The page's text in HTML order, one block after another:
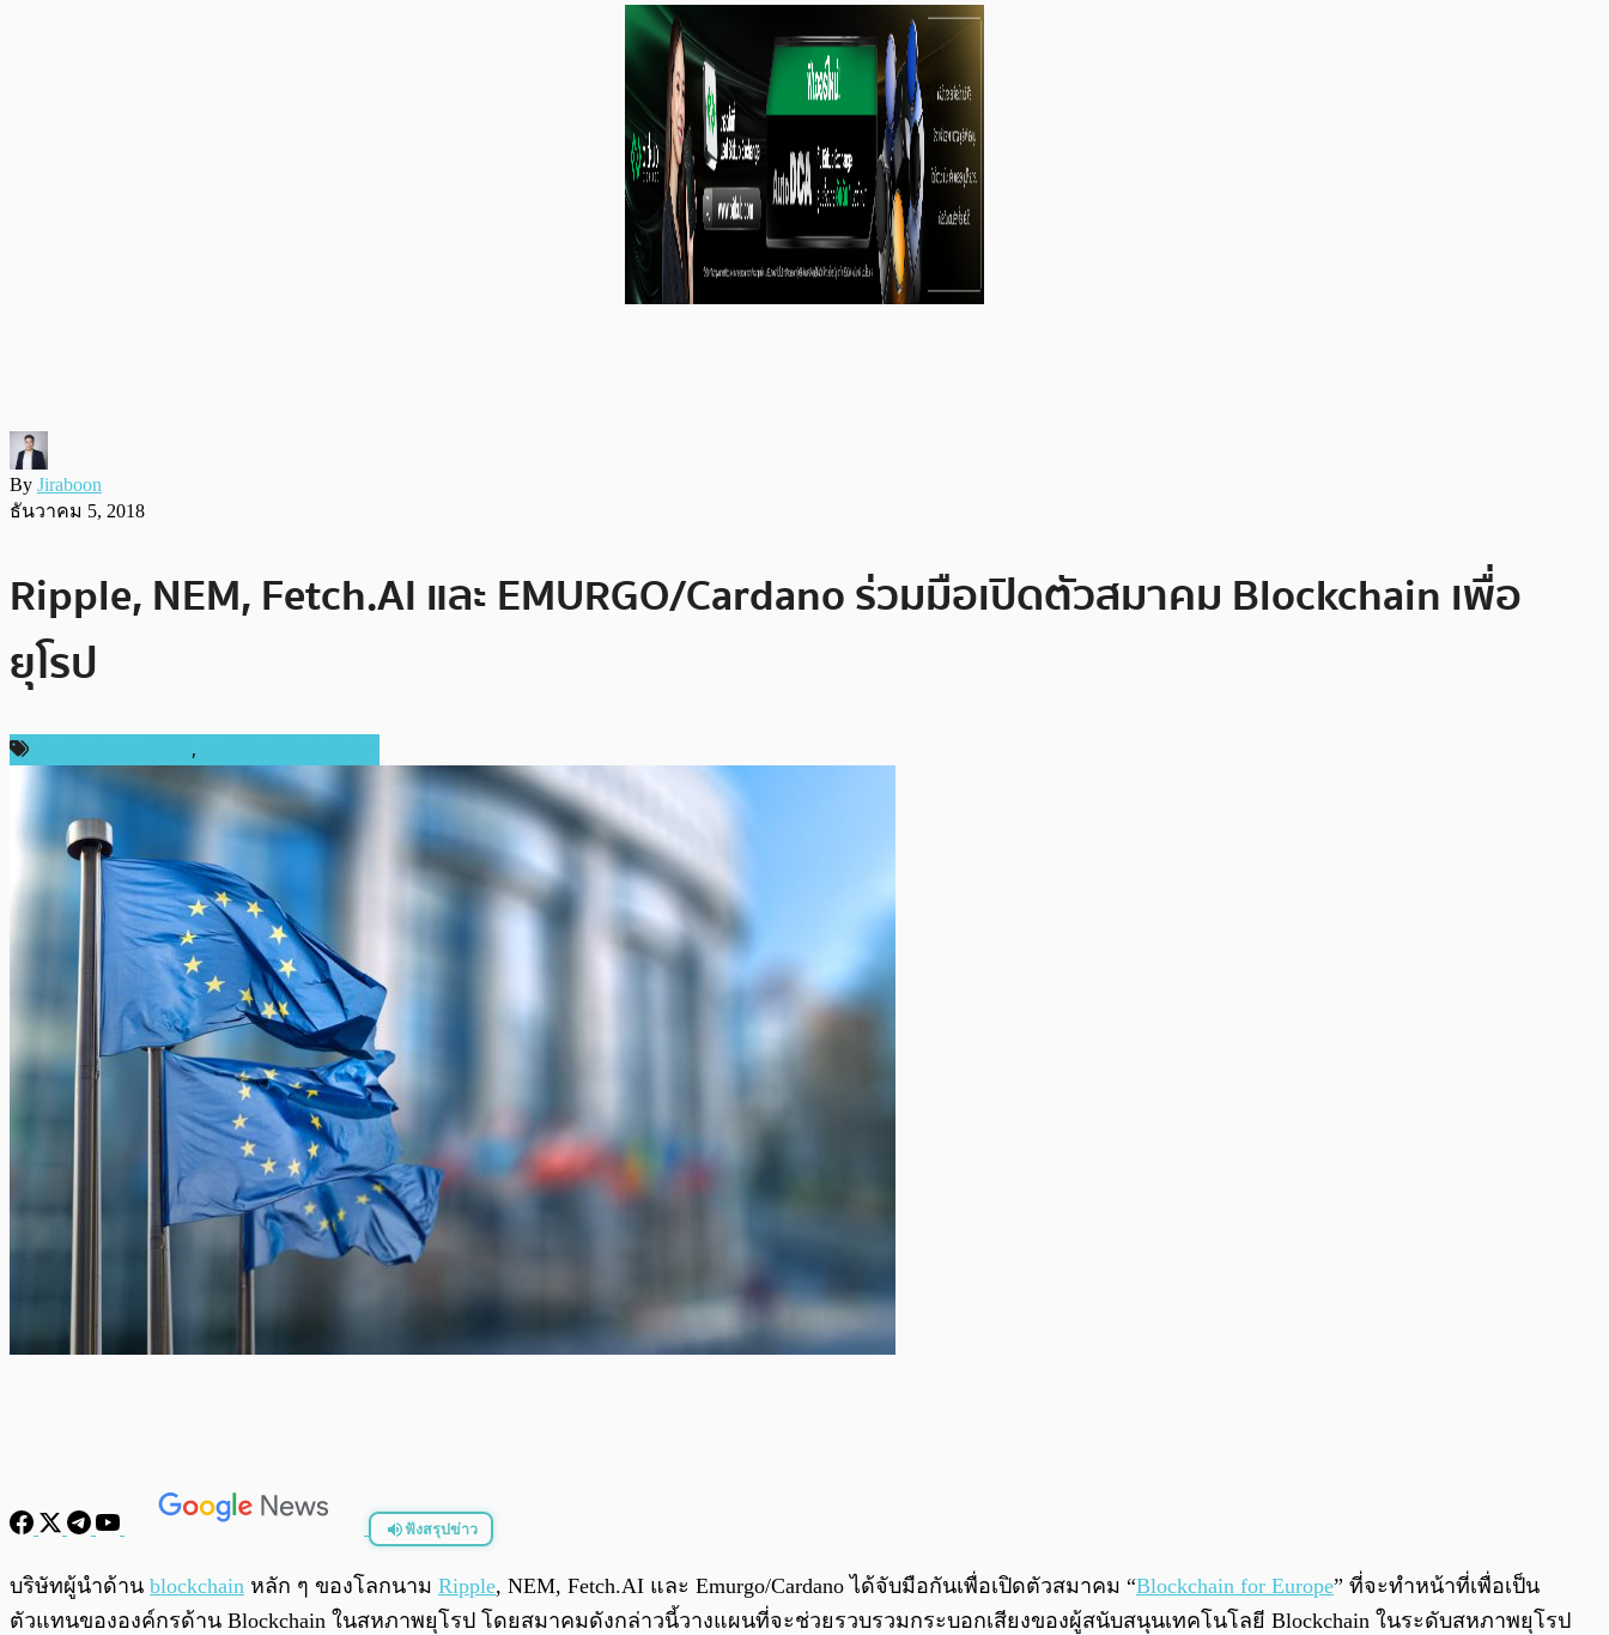
By Jiraboon
ธันวาคม 5, 2018
Ripple, NEM, Fetch.AI และ EMURGO/Cardano ร่วมมือเปิดตัวสมาคม Blockchain เพื่อ
ยุโรป
,
ฟังสรุปข่าว
พร้อมเล่น 0:00/0:00
บริษัทผู้นำด้าน blockchain หลัก ๆ ของโลกนาม Ripple, NEM, Fetch.AI และ Emurgo/Cardano ได้จับมือกันเพื่อเปิดตัวสมาคม “Blockchain for Europe” ที่จะทำหน้าที่เพื่อเป็น
ตัวแทนขององค์กรด้าน Blockchain ในสหภาพยุโรป โดยสมาคมดังกล่าวนี้วางแผนที่จะช่วยรวบรวมกระบอกเสียงของผู้สนับสนุนเทคโนโลยี Blockchain ในระดับสหภาพยุโรป